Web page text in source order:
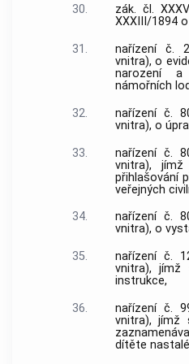
30.
zák. čl.
XXXIII/1894
31.
nařízení č.
vnitra), o
narození
námořních
32.
nařízení č.
vnitra), o
33.
nařízení č.
vnitra),
přihlašování
veřejných
34.
nařízení č.
vnitra), o
35.
nařízení č.
vnitra),
instrukce,
36.
nařízení č.
vnitra), jímž
dítěte